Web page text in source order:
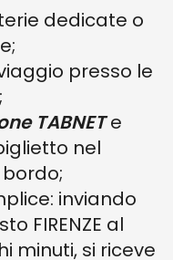
dedicate o
presso le
TABNETe
nel
inviando
FIRENZE al
minuti, si riceve